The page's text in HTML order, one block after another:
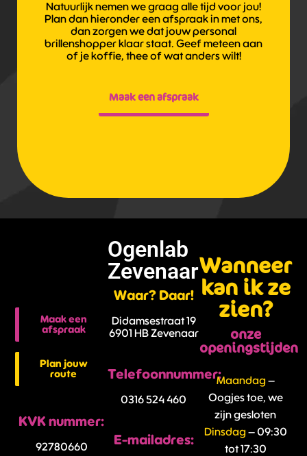
Natuurlijk nemen we graag alle tijd voor jou!
Plan dan hieronder een afspraak in met ons,
dan zorgen we dat jouw personal
brillenshopper klaar staat. Geef meteen aan
of je koffie, thee of wat anders wilt!
Maak een afspraak
Ogenlab
Zevenaar
Waar? Daar!
Didamsestraat 19
6901 HB Zevenaar
Telefoonnummer:
0316 524 460
E-mailadres:
Maak een
afspraak
Plan jouw
route
KVK nummer:
92780660
Wanneer
kan ik ze
zien?
onze
openingstijden
Maandag –
Oogjes toe, we
zijn gesloten
Dinsdag – 09:30
tot 17:30